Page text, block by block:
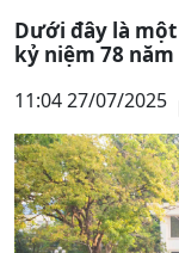
Dưới đây là
kỷ niệm 78
11:04 27/07/2025